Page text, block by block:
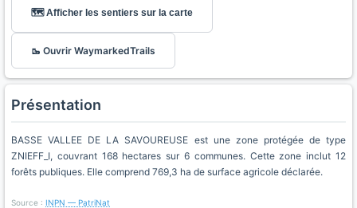
🗺️ Afficher les sentiers sur la carte
🥾 Ouvrir WaymarkedTrails
Présentation
BASSE VALLEE DE LA SAVOUREUSE est une zone protégée de type
ZNIEFF_I, couvrant 168 hectares sur 6 communes. Cette zone inclut 12
forêts publiques. Elle comprend 769,3 ha de surface agricole déclarée.
Source : INPN — PatriNat